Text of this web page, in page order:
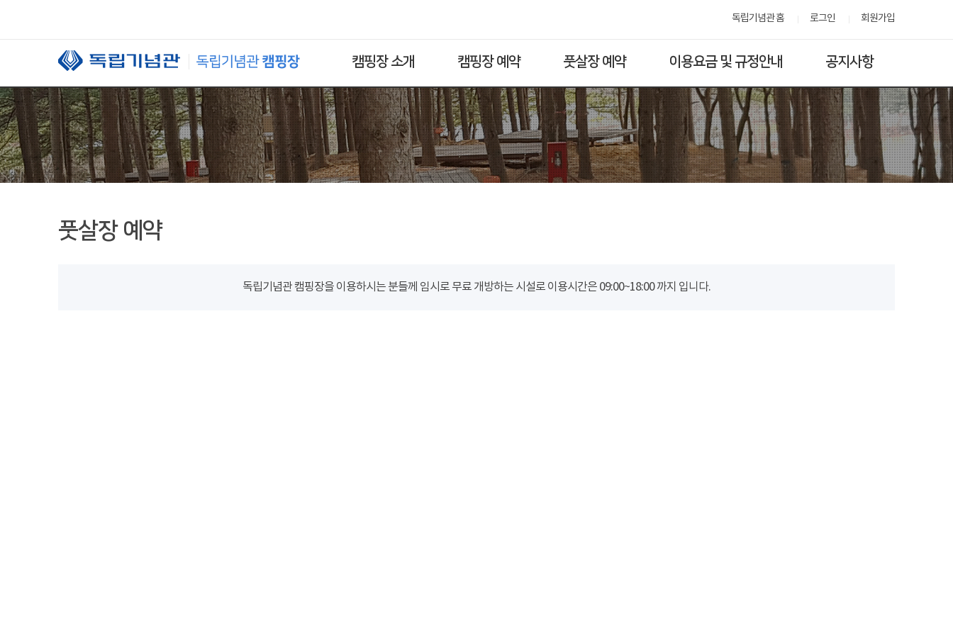
독립기념관 홈 로그인 회원가입
캠핑장 소개 캠핑장 예약 풋살장 예약 이용요금 및 규정안내 공지사항
풋살장 예약
독립기념관 캠핑장을 이용하시는 분들께 임시로 무료 개방하는 시설로 이용시간은 09:00~18:00 까지 입니다.